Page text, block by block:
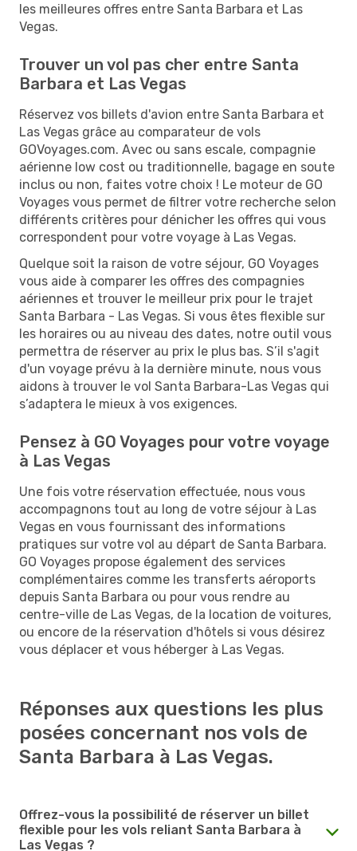
les meilleures offres entre Santa Barbara et Las
Vegas.
Trouver un vol pas cher entre Santa
Barbara et Las Vegas
Réservez vos billets d'avion entre Santa Barbara et
Las Vegas grâce au comparateur de vols
GOVoyages.com. Avec ou sans escale, compagnie
aérienne low cost ou traditionnelle, bagage en soute
inclus ou non, faites votre choix ! Le moteur de GO
Voyages vous permet de filtrer votre recherche selon
différents critères pour dénicher les offres qui vous
correspondent pour votre voyage à Las Vegas.
Quelque soit la raison de votre séjour, GO Voyages
vous aide à comparer les offres des compagnies
aériennes et trouver le meilleur prix pour le trajet
Santa Barbara - Las Vegas. Si vous êtes flexible sur
les horaires ou au niveau des dates, notre outil vous
permettra de réserver au prix le plus bas. S’il s'agit
d'un voyage prévu à la dernière minute, nous vous
aidons à trouver le vol Santa Barbara-Las Vegas qui
s’adaptera le mieux à vos exigences.
Pensez à GO Voyages pour votre voyage
à Las Vegas
Une fois votre réservation effectuée, nous vous
accompagnons tout au long de votre séjour à Las
Vegas en vous fournissant des informations
pratiques sur votre vol au départ de Santa Barbara.
GO Voyages propose également des services
complémentaires comme les transferts aéroports
depuis Santa Barbara ou pour vous rendre au
centre-ville de Las Vegas, de la location de voitures,
ou encore de la réservation d'hôtels si vous désirez
vous déplacer et vous héberger à Las Vegas.
Réponses aux questions les plus
posées concernant nos vols de
Santa Barbara à Las Vegas.
Offrez-vous la possibilité de réserver un billet
flexible pour les vols reliant Santa Barbara à
Las Vegas ?